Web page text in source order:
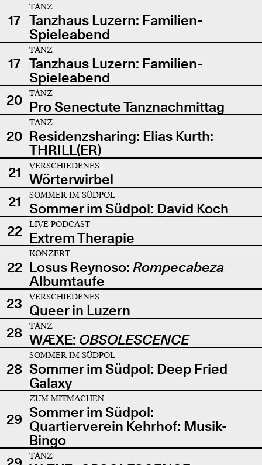
17
TANZ
Tanzhaus Luzern: Familien-
Spieleabend
17
TANZ
Tanzhaus Luzern: Familien-
Spieleabend
20
TANZ
Pro Senectute Tanznachmittag
20
TANZ
Residenzsharing: Elias Kurth:
THRILL(ER)
21
VERSCHIEDENES
Wörterwirbel
21
SOMMER IM SÜDPOL
Sommer im Südpol: David Koch
22
LIVE-PODCAST
Extrem Therapie
22
KONZERT
Losus Reynoso: Rompecabeza
Albumtaufe
23
VERSCHIEDENES
Queer in Luzern
28
TANZ
WÆXE: OBSOLESCENCE
28
SOMMER IM SÜDPOL
Sommer im Südpol: Deep Fried
Galaxy
29
ZUM MITMACHEN
Sommer im Südpol:
Quartierverein Kehrhof: Musik-
Bingo
TANZ